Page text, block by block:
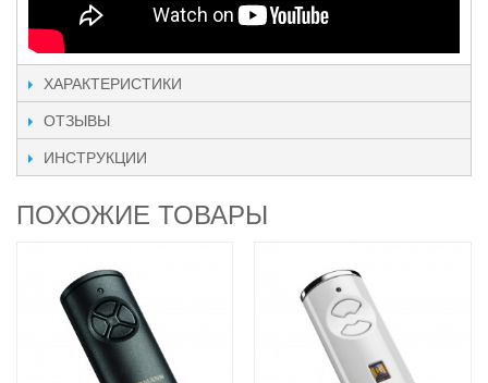
ХАРАКТЕРИСТИКИ
ОТЗЫВЫ
ИНСТРУКЦИИ
ПОХОЖИЕ ТОВАРЫ